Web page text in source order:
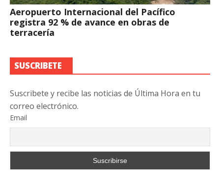
Aeropuerto Internacional del Pacífico
registra 92 % de avance en obras de
terracería
SUSCRIBETE
Suscribete y recibe las noticias de Última Hora en tu
correo electrónico.
Email